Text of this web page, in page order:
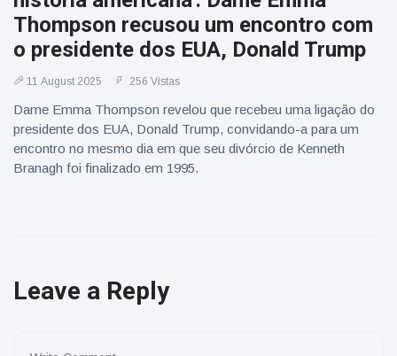
Thompson recusou um encontro com
o presidente dos EUA, Donald Trump
11 August 2025 256 Vistas
Dame Emma Thompson revelou que recebeu uma ligação do
presidente dos EUA, Donald Trump, convidando-a para um
encontro no mesmo dia em que seu divórcio de Kenneth
Branagh foi finalizado em 1995.
Leave a Reply